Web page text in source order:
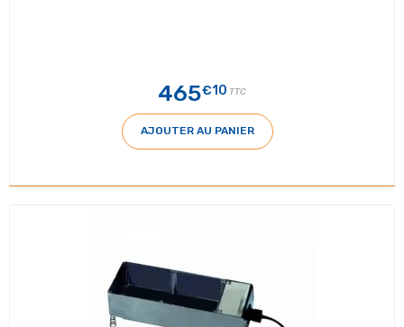
465€10 TTC
AJOUTER AU PANIER